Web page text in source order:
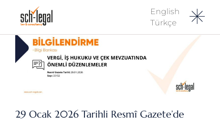
English
Türkçe
29 Ocak 2026 Tarihli Resmî Gazete’de